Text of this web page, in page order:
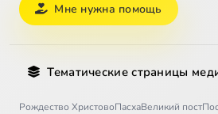
Мне нужна помощь
Тематические страницы
Рождество ХристовоПасхаВеликий пост